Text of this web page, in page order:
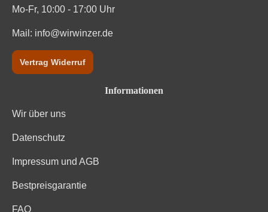
Kohlenhydrate
Kohlenhydrate davon Zucker
Zutaten
Trauben, Konservierungsstoffe (Sulfite). Enthält
geringfügige Mengen von Fett, gesättigten Fettsäuren,
Mo-Fr, 10:00 - 17:00 Uhr
Mail: info@wirwinzer.de
Vertrag Widerruf
Informationen
Wir über uns
Datenschutz
Impressum und AGB
Bestpreisgarantie
FAQ